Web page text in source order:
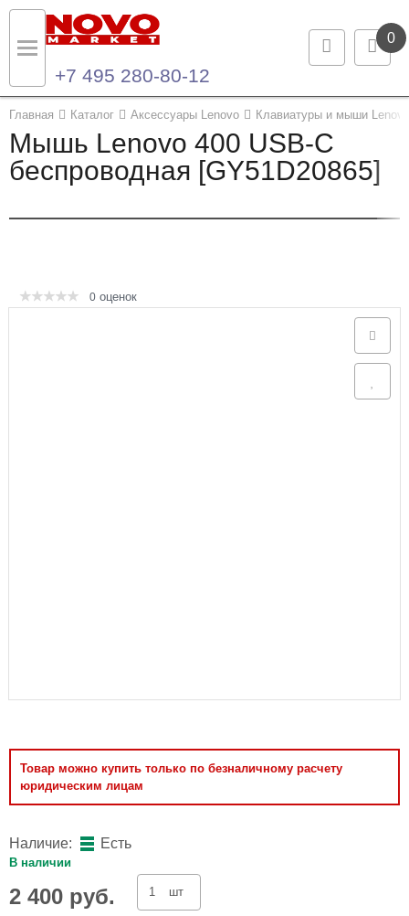
0
+7 495 280-80-12
Главная Каталог Аксессуары Lenovo Клавиатуры и мыши Lenovo
Мышь Lenovo 400 USB-C
беспроводная [GY51D20865]
Товар можно купить только по безналичному расчету
юридическим лицам
0 оценок
Наличие: Есть
В наличии
2 400 руб. шт
Назад
Каталог продукции
Назад
Контакты